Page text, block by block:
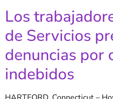
Los
de Servicios
denuncias por
indebidos